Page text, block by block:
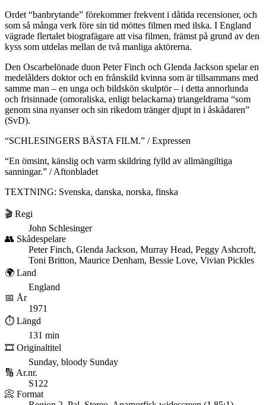
Ordet “banbrytande” förekommer frekvent i dåtida recensioner, och
som så många verk före sin tid möttes filmen med ilska. I England
vägrade flertalet biografägare att visa filmen, främst på grund av den
kyss som utdelas mellan de två manliga aktörerna.
Den Oscarbelönade duon Peter Finch och Glenda Jackson spelar en
medelålders doktor och en frånskild kvinna som är tillsammans med
samme man – en unga och bildskön skulptör – i detta annorlunda
och frisinnade (omoraliska, enligt belackarna) triangeldrama “som
genom sina nyanser och sin rikedom tränger djupt in i åskådaren”
(SvD).
“SCHLESINGERS BÄSTA FILM.” / Expressen
“En ömsint, känslig och varm skildring fylld av allmängiltiga
sanningar.” / Aftonbladet
TEXTNING: Svenska, danska, norska, finska
🎬 Regi
John Schlesinger
👥 Skådespelare
Peter Finch, Glenda Jackson, Murray Head, Peggy Ashcroft,
Toni Britton, Maurice Denham, Bessie Love, Vivian Pickles
🌍 Land
England
📅 År
1971
⏱️ Längd
131 min
🎞️ Originaltitel
Sunday, bloody Sunday
🔢 Ar.nr.
S122
📀 Format